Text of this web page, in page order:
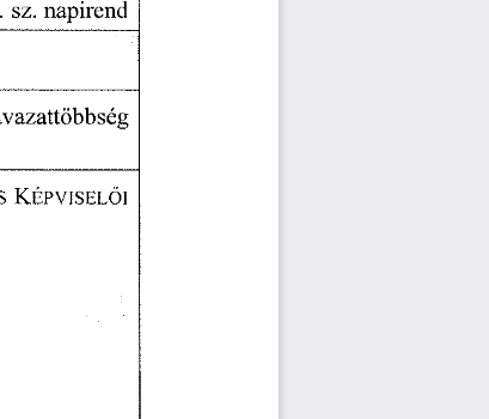
sz.
  napirend
  KÉPVISELŐI